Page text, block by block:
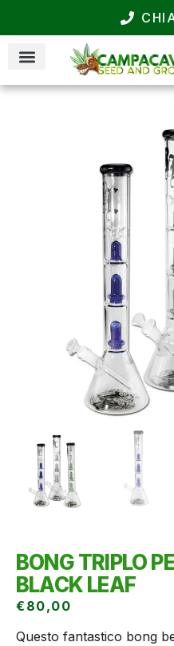
BONG TRIPLO
BLACK LEAF
€ 80,00
Questo fantastico bong